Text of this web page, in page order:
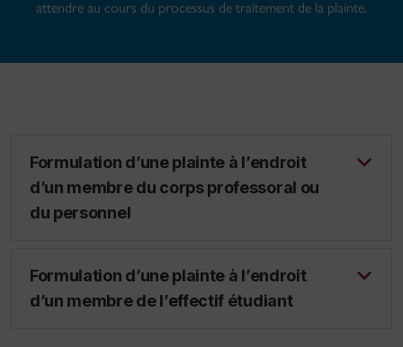
attendre au cours du processus de traitement de la plainte.
Formulation d’une plainte à l’endroit
d’un membre du corps professoral ou
du personnel
Formulation d’une plainte à l’endroit
d’un membre de l’effectif étudiant